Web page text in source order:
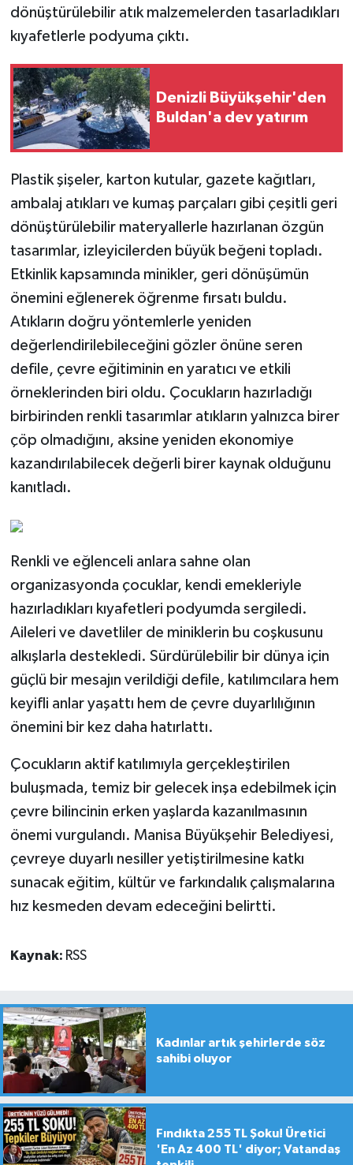
dönüştürülebilir atık malzemelerden tasarladıkları
kıyafetlerle podyuma çıktı.
Denizli Büyükşehir'den
Buldan'a dev yatırım
Plastik şişeler, karton kutular, gazete kağıtları,
ambalaj atıkları ve kumaş parçaları gibi çeşitli geri
dönüştürülebilir materyallerle hazırlanan özgün
tasarımlar, izleyicilerden büyük beğeni topladı.
Etkinlik kapsamında minikler, geri dönüşümün
önemini eğlenerek öğrenme fırsatı buldu.
Atıkların doğru yöntemlerle yeniden
değerlendirilebileceğini gözler önüne seren
defile, çevre eğitiminin en yaratıcı ve etkili
örneklerinden biri oldu. Çocukların hazırladığı
birbirinden renkli tasarımlar atıkların yalnızca birer
çöp olmadığını, aksine yeniden ekonomiye
kazandırılabilecek değerli birer kaynak olduğunu
kanıtladı.
Renkli ve eğlenceli anlara sahne olan
organizasyonda çocuklar, kendi emekleriyle
hazırladıkları kıyafetleri podyumda sergiledi.
Aileleri ve davetliler de miniklerin bu coşkusunu
alkışlarla destekledi. Sürdürülebilir bir dünya için
güçlü bir mesajın verildiği defile, katılımcılara hem
keyifli anlar yaşattı hem de çevre duyarlılığının
önemini bir kez daha hatırlattı.
Çocukların aktif katılımıyla gerçekleştirilen
buluşmada, temiz bir gelecek inşa edebilmek için
çevre bilincinin erken yaşlarda kazanılmasının
önemi vurgulandı. Manisa Büyükşehir Belediyesi,
çevreye duyarlı nesiller yetiştirilmesine katkı
sunacak eğitim, kültür ve farkındalık çalışmalarına
hız kesmeden devam edeceğini belirtti.
Kaynak: RSS
Kadınlar artık şehirlerde söz
sahibi oluyor
Fındıkta 255 TL Şoku! Üretici
'En Az 400 TL' diyor; Vatandaş